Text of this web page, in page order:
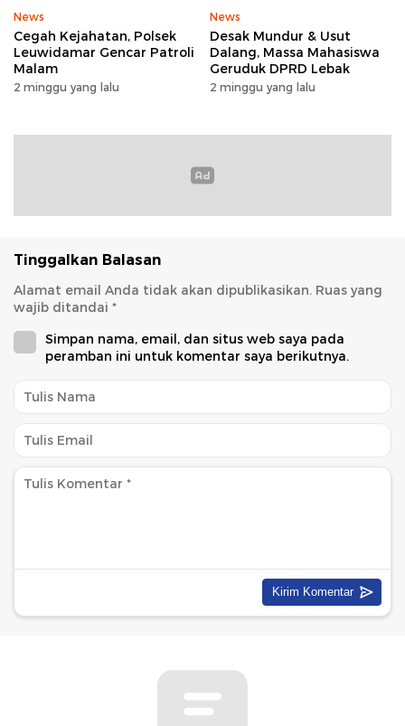
News
Cegah Kejahatan, Polsek
Leuwidamar Gencar Patroli
Malam
2 minggu yang lalu
News
Desak Mundur & Usut
Dalang, Massa Mahasiswa
Geruduk DPRD Lebak
2 minggu yang lalu
Tinggalkan Balasan
Alamat email Anda tidak akan dipublikasikan. Ruas yang
wajib ditandai *
Simpan nama, email, dan situs web saya pada
peramban ini untuk komentar saya berikutnya.